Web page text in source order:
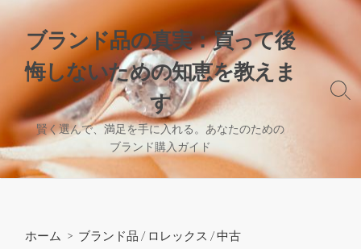
コ
ン
へ
ス
キ
ッ
ブランド品の真実：買って後
悔しないための知恵を教えま
す
賢く選んで、満足を手に入れる。あなたのための
ブランド購入ガイド
検
ホーム > ブランド品 / ロレックス /中古